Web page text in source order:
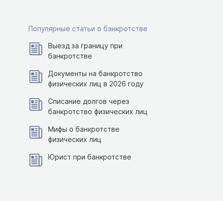
Популярные статьи о банкротстве
Выезд за границу при
банкротстве
Документы на банкротство
физических лиц в 2026 году
Списание долгов через
банкротство физических лиц
Мифы о банкротстве
физических лиц
Юрист при банкротстве